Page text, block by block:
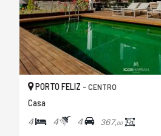
PORTO FELIZ - CENTRO
Casa
4 4 4 367,00